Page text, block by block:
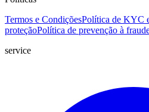
Termos e CondiçõesPolítica de KYC
proteçãoPolítica de prevenção à
service